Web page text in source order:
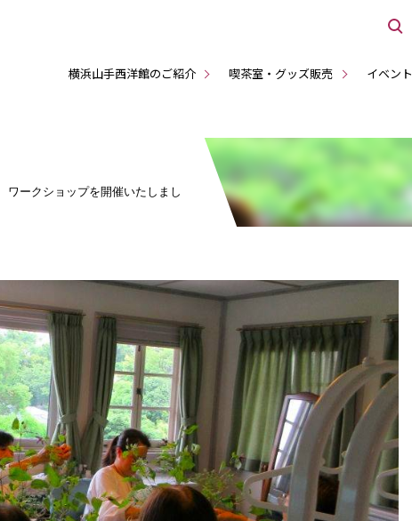
横浜山手西洋館のご紹介 喫茶室・グッズ販売 イベント
ークショップを開催いたしまし